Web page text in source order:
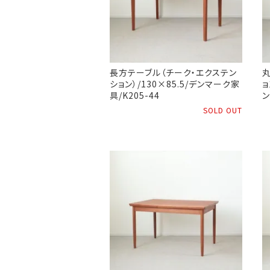
長方テーブル（チーク・エクステン
ション）/130×85.5/デンマーク家
具/K205-44
SOLD OUT